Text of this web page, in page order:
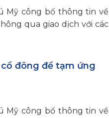
Mỹ công bố thông tin về
qua giao dịch với các
đông để tạm ứng
Mỹ công bố thông tin về